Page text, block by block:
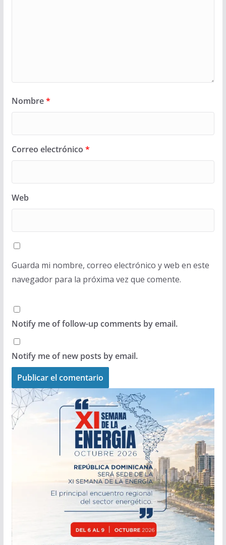
Nombre*
Correo electrónico *
Web
Guarda mi nombre, correo electrónico y web en este
navegador para la próxima vez que comente.
Notify me of follow-up comments by email.
Notify me of new posts by email.